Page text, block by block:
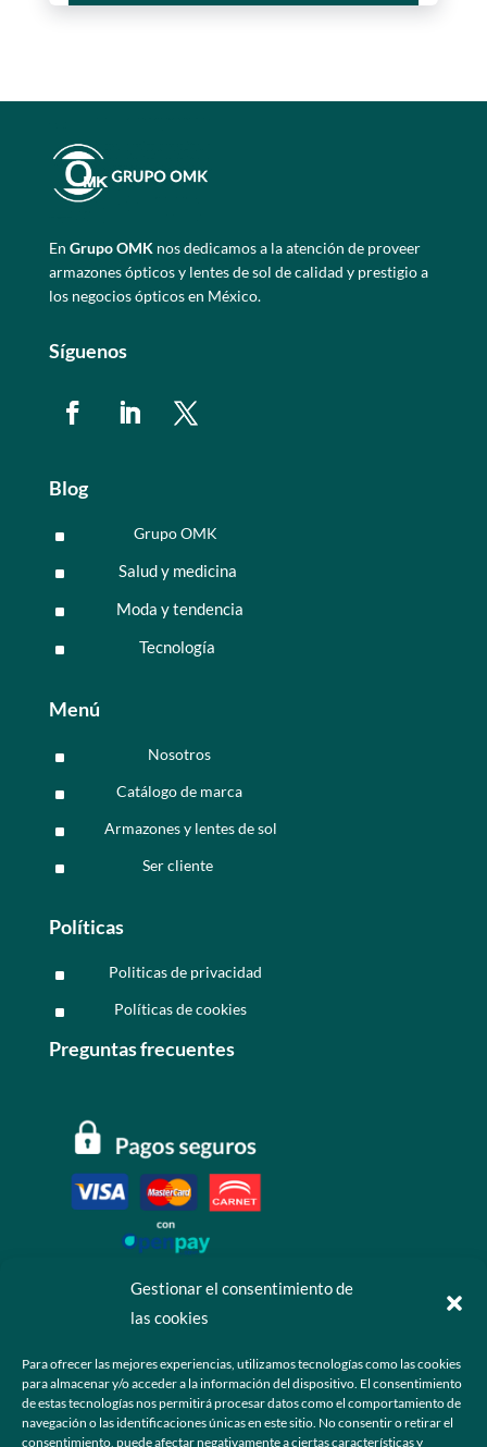
Gestionar el consentimiento de
las cookies
Para ofrecer las mejores experiencias, utilizamos tecnologías como las cookies
para almacenar y/o acceder a la información del dispositivo. El consentimiento
de estas tecnologías nos permitirá procesar datos como el comportamiento de
navegación o las identificaciones únicas en este sitio. No consentir o retirar el
consentimiento, puede afectar negativamente a ciertas características y
En Grupo OMKnos dedicamos a la atención de proveer
armazones ópticos y lentes de sol de calidad y prestigio a
los negocios ópticos en México.
Síguenos
Blog
^ Grupo OMK
^ Salud y medicina
^ Moda y tendencia
^ Tecnología
Menú
^ Nosotros
^ Catálogo de marca
^ Armazones y lentes de sol
^ Ser cliente
Políticas
^ Politicas de privacidad
^ Políticas de cookies
Preguntas frecuentes
 +52 55 6173 7725 (Ventas)
 hola@grupo-omk.com